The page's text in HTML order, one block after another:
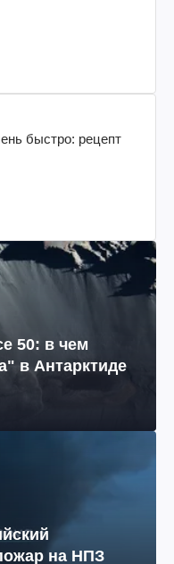
быстро: рецепт
50: в чем
в Антарктиде
на НПЗ